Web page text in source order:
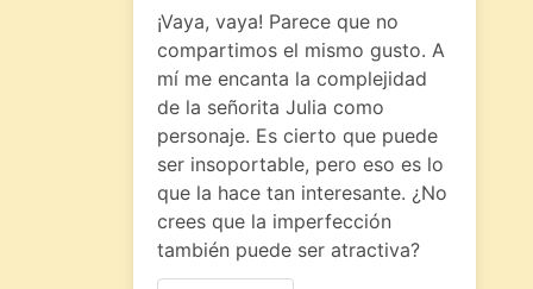
¡Vaya, vaya! Parece que no
compartimos el mismo gusto. A
mí me encanta la complejidad
de la señorita Julia como
personaje. Es cierto que puede
ser insoportable, pero eso es lo
que la hace tan interesante. ¿No
crees que la imperfección
también puede ser atractiva?